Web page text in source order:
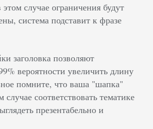
случае ограничения будут
система подставит к фразе
заголовка позволяют
вероятности увеличить длину
помните, что ваша "шапка"
соответствовать тематике
презентабельно и